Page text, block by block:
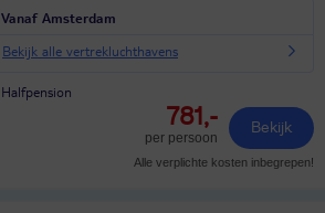
Vanaf Amsterdam
Bekijk alle vertrekluchthavens
Halfpension
781,-
per persoon
Bekijk
Alle verplichte kosten inbegrepen!